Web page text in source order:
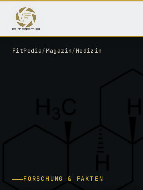
FitPedia/Magazin/Medizin
FORSCHUNG & FAKTEN